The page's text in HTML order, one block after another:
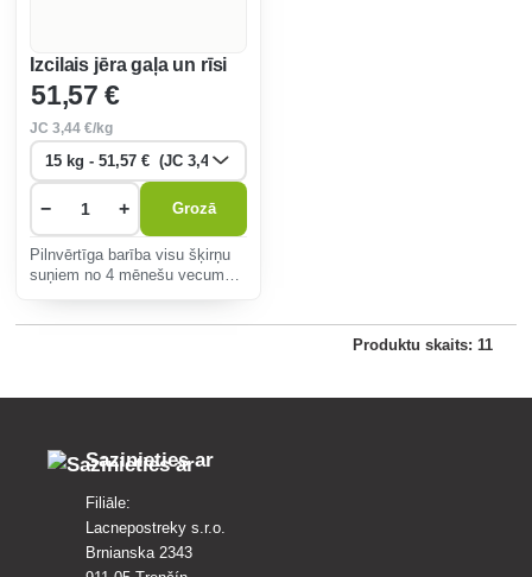
Izcilais jēra gaļa un rīsi
51,57 €
JC3,44 €/kg
− + Grozā
Pilnvērtīga barība visu šķirņu
suņiem no 4 mēnešu vecuma
Produktu skaits: 11
Sazinieties ar
Filiāle:
Lacnepostreky s.r.o.
Brnianska 2343